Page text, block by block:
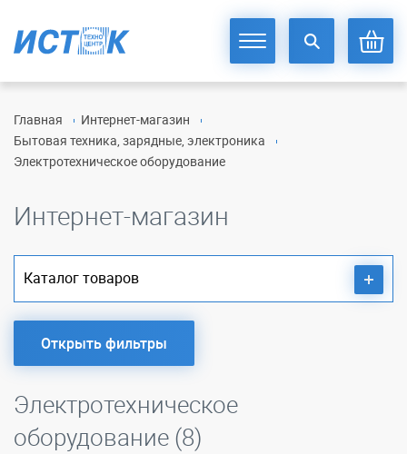
Главная
Интернет-магазин
Бытовая техника, зарядные, электроника
Электротехническое оборудование
Интернет-магазин
Каталог товаров
Открыть фильтры
Электротехническое
оборудование (8)